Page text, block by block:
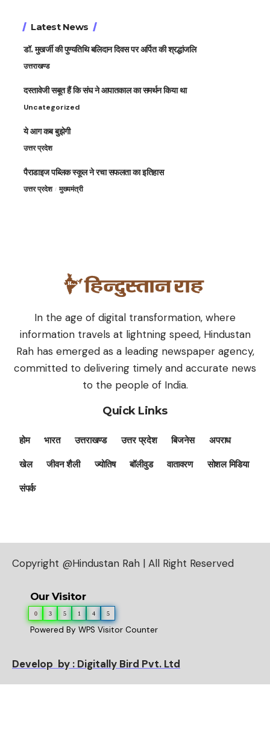
Latest News
डॉ. मुखर्जी की पुण्यतिथि बलिदान दिवस पर अर्पित की श्रद्धांजलि
उत्तराखण्ड
दस्तावेजी सबूत हैं कि संघ ने आपातकाल का समर्थन किया था
Uncategorized
ये आग कब बुझेगी
उत्तर प्रदेश
पैराडाइज पब्लिक स्कूल ने रचा सफलता का इतिहास
उत्तर प्रदेश मुख्यमंत्री
In the age of digital transformation, where
information travels at lightning speed, Hindustan
Rah has emerged as a leading newspaper agency,
committed to delivering timely and accurate news
to the people of India.
Quick Links
होम भारत उत्तराखण्ड उत्तर प्रदेश बिजनेस
अपराध
खेल
जीवन शैली ज्योतिष बॉलीवुड वातावरण
सोशल मिडिया
संपर्क
Copyright @Hindustan Rah | All Right Reserved
Our Visitor
0 3 5 1 4 5
Powered By WPS Visitor Counter
Develop by : Digitally Bird Pvt. Ltd